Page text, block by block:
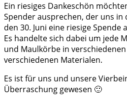
Ein riesiges Dankeschön
Spender ausprechen, der uns in
den 30. Juni eine riesige
Es handelte sich dabei um jede
und Maulkörbe in
verschiedenen Materialen.
Es ist für uns und unsere
Überraschung gewesen 🙂